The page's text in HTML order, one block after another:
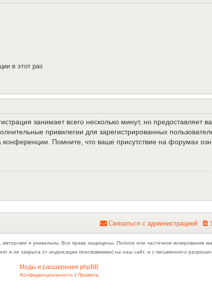
в этот раз
занимает всего несколько минут, но предоставляет
привилегии для зарегистрированных
Помните, что ваше присутствие на форумах
Связаться с администрацией
и уникальны. Все права защищены. Полное или частичное копирование
и не закрыта от индексации поисковиками) на наш сайт, и с письменного
Моды и расширения phpBB
Конфиденциальность| Правила